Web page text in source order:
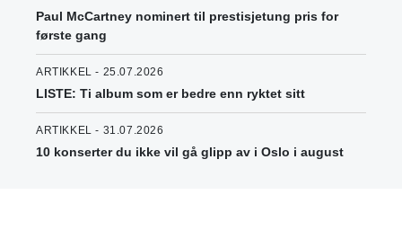
Paul McCartney nominert til prestisjetung pris for
første gang
ARTIKKEL - 25.07.2026
LISTE: Ti album som er bedre enn ryktet sitt
ARTIKKEL - 31.07.2026
10 konserter du ikke vil gå glipp av i Oslo i august